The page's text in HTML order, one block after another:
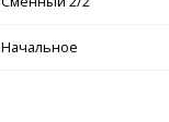
Начальное